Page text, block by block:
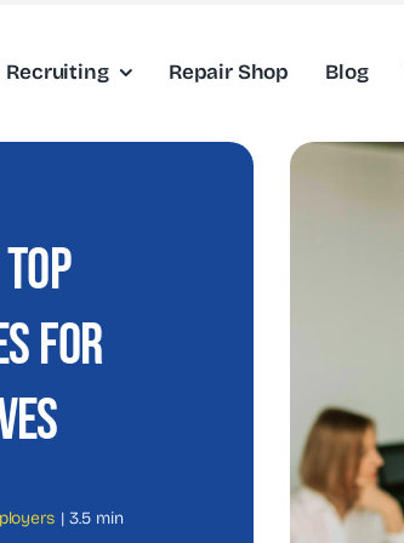
Recruiting Repair Shop Blog
For
| 3.5 min